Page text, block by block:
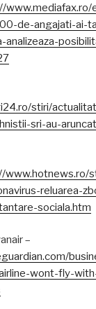
www.mediafax.ro/
de-angajati-ai-
analizeaza-
stiri/
sri-au-
www.hotnews.ro/
reluarea-
sociala.htm
–
wont-fly-